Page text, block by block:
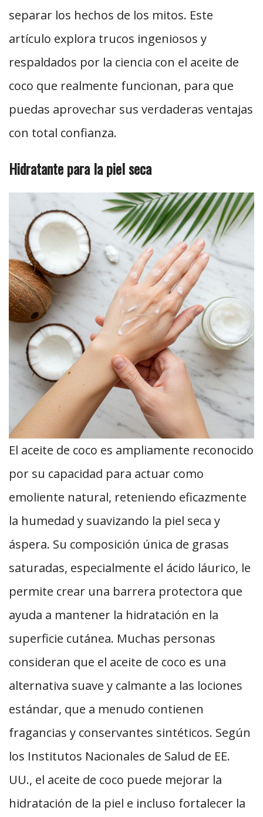
separar los hechos de los mitos. Este
artículo explora trucos ingeniosos y
respaldados por la ciencia con el aceite de
coco que realmente funcionan, para que
puedas aprovechar sus verdaderas ventajas
con total confianza.
Hidratante para la piel seca
El aceite de coco es ampliamente reconocido
por su capacidad para actuar como
emoliente natural, reteniendo eficazmente
la humedad y suavizando la piel seca y
áspera. Su composición única de grasas
saturadas, especialmente el ácido láurico, le
permite crear una barrera protectora que
ayuda a mantener la hidratación en la
superficie cutánea. Muchas personas
consideran que el aceite de coco es una
alternativa suave y calmante a las lociones
estándar, que a menudo contienen
fragancias y conservantes sintéticos. Según
los Institutos Nacionales de Salud de EE.
UU., el aceite de coco puede mejorar la
hidratación de la piel e incluso fortalecer la